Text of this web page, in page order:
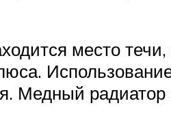
место
Медный